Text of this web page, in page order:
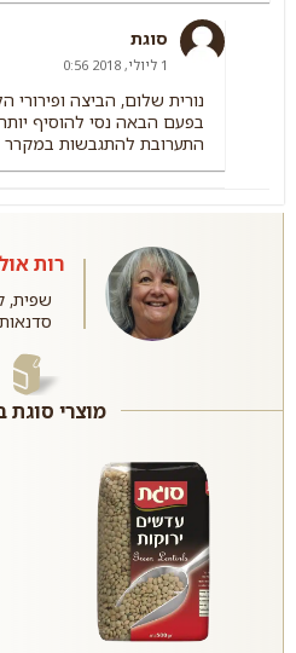
סוגת
1 ליולי, 2018 0:56
נורית שלום, הביצה
בפעם הבאה נסי להוסיף
התערובת להתגבשות
רות
שפית,
מוצרי סוגת